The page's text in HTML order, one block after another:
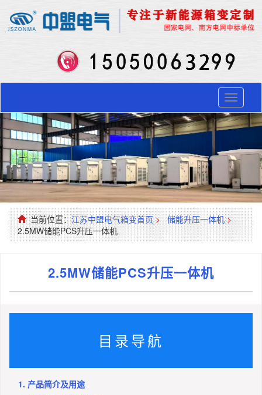
Toggle
当前位置：江苏中盟电气箱变首页 > 储能升压一体机 >
2.5MW储能PCS升压一体机
2.5MW储能PCS升压一体机
目录导航
1. 产品简介及用途